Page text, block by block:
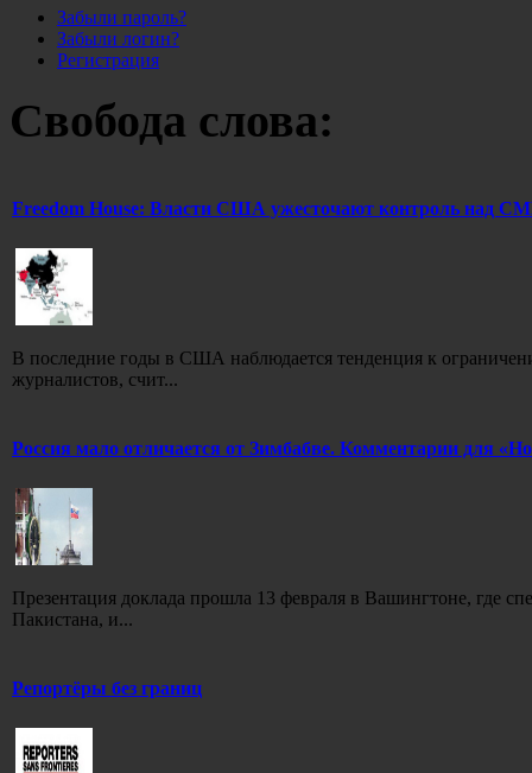
Забыли пароль?
Забыли логин?
Регистрация
Свобода слова:
Freedom House: Власти США ужесточают контроль над
В последние годы в США наблюдается тенденция к
журналистов, счит...
Россия мало отличается от Зимбабве. Комментарии для
Презентация доклада прошла 13 февраля в Вашингтоне, где
Пакистана, и...
Репортёры без границ